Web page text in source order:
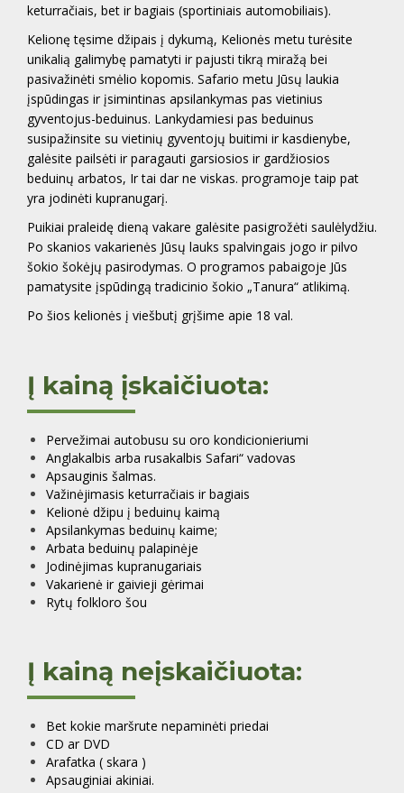
keturračiais, bet ir bagiais (sportiniais automobiliais).
Kelionę tęsime džipais į dykumą, Kelionės metu turėsite
unikalią galimybę pamatyti ir pajusti tikrą miražą bei
pasivažinėti smėlio kopomis. Safario metu Jūsų laukia
įspūdingas ir įsimintinas apsilankymas pas vietinius
gyventojus-beduinus. Lankydamiesi pas beduinus
susipažinsite su vietinių gyventojų buitimi ir kasdienybe,
galėsite pailsėti ir paragauti garsiosios ir gardžiosios
beduinų arbatos, Ir tai dar ne viskas. programoje taip pat
yra jodinėti kupranugarį.
Puikiai praleidę dieną vakare galėsite pasigrožėti saulėlydžiu.
Po skanios vakarienės Jūsų lauks spalvingais jogo ir pilvo
šokio šokėjų pasirodymas. O programos pabaigoje Jūs
pamatysite įspūdingą tradicinio šokio „Tanura“ atlikimą.
Po šios kelionės į viešbutį grįšime apie 18 val.
Į kainą įskaičiuota:
Pervežimai autobusu su oro kondicionieriumi
Anglakalbis arba rusakalbis Safari“ vadovas
Apsauginis šalmas.
Važinėjimasis keturračiais ir bagiais
Kelionė džipu į beduinų kaimą
Apsilankymas beduinų kaime;
Arbata beduinų palapinėje
Jodinėjimas kupranugariais
Vakarienė ir gaivieji gėrimai
Rytų folkloro šou
Į kainą neįskaičiuota:
Bet kokie maršrute nepaminėti priedai
CD ar DVD
Arafatka ( skara )
Apsauginiai akiniai.